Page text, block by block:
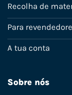
Recolha de
Para
A tua conta
Sobre nós